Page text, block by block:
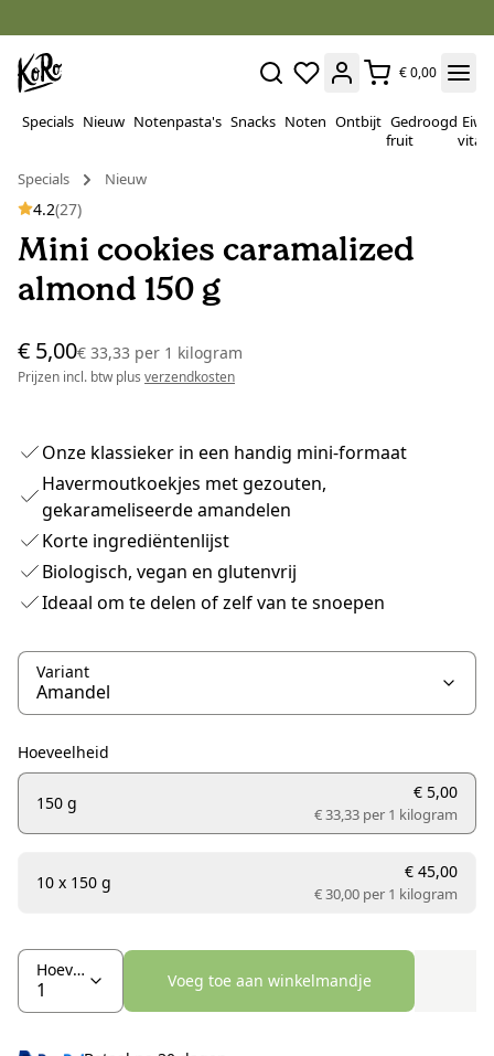
€ 0,00
Specials Nieuw Notenpasta's Snacks Noten Ontbijt Gedroogd
fruit
Specials
Nieuw
4.2(27)
Mini cookies caramalized
almond 150 g
€ 5,00€ 33,33 per 1 kilogram
Prijzen incl. btw plus verzendkosten
Onze klassieker in een handig mini-formaat
Havermoutkoekjes met gezouten,
gekarameliseerde amandelen
Korte ingrediëntenlijst
Biologisch, vegan en glutenvrij
Ideaal om te delen of zelf van te snoepen
Variant
Hoeveelheid
150 g
€ 5,00
€ 33,33 per 1 kilogram
10 x 150 g
€ 45,00
€ 30,00 per 1 kilogram
Hoeveelheid
Voeg toe aan winkelmandje